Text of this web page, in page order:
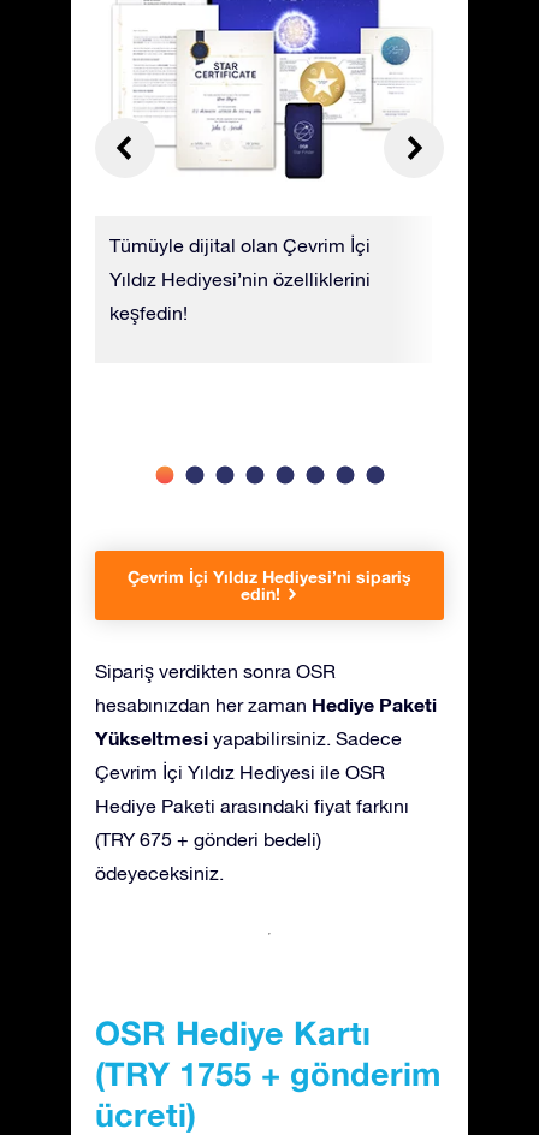
Tümüyle dijital olan Çevrim İçi
Yıldız Hediyesi’nin özelliklerini
keşfedin!
Çevrim İçi Yıldız Hediyesi’ni sipariş
edin!
Sipariş verdikten sonra OSR
hesabınızdan her zaman Hediye Paketi
Yükseltmesi yapabilirsiniz. Sadece
Çevrim İçi Yıldız Hediyesi ile OSR
Hediye Paketi arasındaki fiyat farkını
(TRY 675 + gönderi bedeli)
ödeyeceksiniz.
OSR Hediye Kartı
(TRY 1755 + gönderim
ücreti)